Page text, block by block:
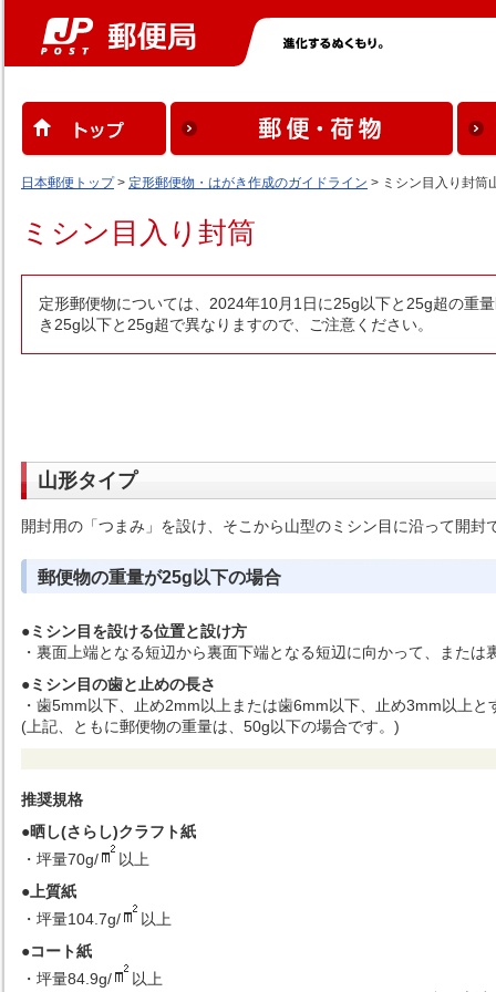
日本郵便トップ> 定形郵便物・はがき作成のガイドライン > ミシン目入り封筒
ミシン目入り封筒
定形郵便物については、2024年10月1日に25g以下と25g超の重
き25g以下と25g超で異なりますので、ご注意ください。
山形タイプ
開封用の「つまみ」を設け、そこから山型のミシン目に沿って開封
郵便物の重量が25g以下の場合
●ミシン目を設ける位置と設け方
・裏面上端となる短辺から裏面下端となる短辺に向かって、また
●ミシン目の歯と止めの長さ
・歯5mm以下、止め2mm以上または歯6mm以下、止め3mm以上と
(上記、ともに郵便物の重量は、50g以下の場合です。)
推奨規格
●晒し(さらし)クラフト紙
・坪量70g/
以上
● 上質紙
・坪量104.7g/
以上
●コート紙
・坪量84.9g/
以上